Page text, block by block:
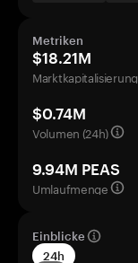
Metriken
$18.21M
Marktkapitalisierung
$0.74M
Volumen (24h)
9.94M PEAS
Umlaufmenge
Einblicke
24h